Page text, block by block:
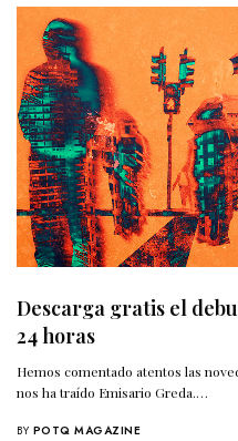
Descarga gratis el
24 horas
Hemos comentado atentos las
nos ha traído Emisario Greda.…
BY POTQ MAGAZINE